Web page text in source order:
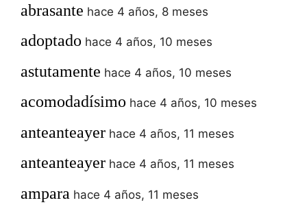
abrasante hace 4 años, 8 meses
adoptado hace 4 años, 10 meses
astutamente hace 4 años, 10 meses
acomodadísimo hace 4 años, 10 meses
anteanteayer hace 4 años, 11 meses
anteanteayer hace 4 años, 11 meses
ampara hace 4 años, 11 meses